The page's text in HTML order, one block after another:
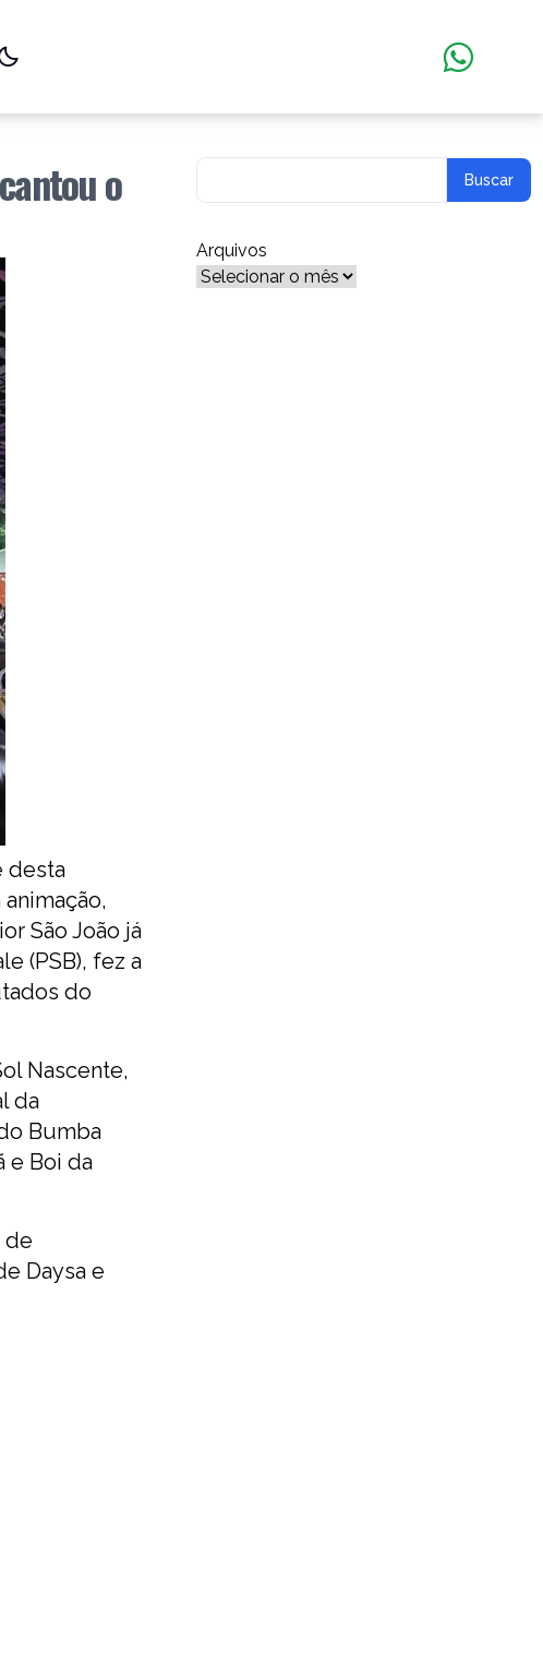
o
desta
São João já
(PSB), fez a
do
Nascente,
da
Bumba
e Boi da
de
Daysa e
Arquivos
Arquivos